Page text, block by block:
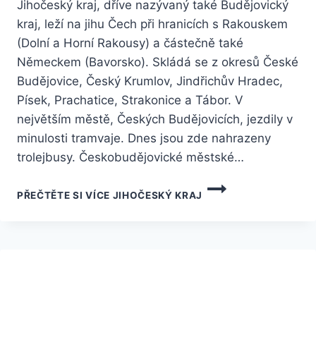
Jihočeský kraj, dříve nazývaný také Budějovický
kraj, leží na jihu Čech při hranicích s Rakouskem
(Dolní a Horní Rakousy) a částečně také
Německem (Bavorsko). Skládá se z okresů České
Budějovice, Český Krumlov, Jindřichův Hradec,
Písek, Prachatice, Strakonice a Tábor. V
největším městě, Českých Budějovicích, jezdily v
minulosti tramvaje. Dnes jsou zde nahrazeny
trolejbusy. Českobudějovické městské…
PŘEČTĚTE SI VÍCE JIHOČESKÝ KRAJ